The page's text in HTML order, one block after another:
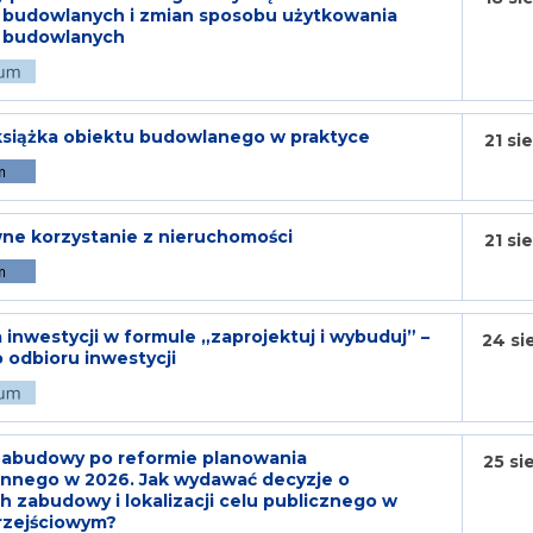
i zmian sposobu użytkowania
obiektu budowlanego w praktyce 21
korzystanie z nieruchomości 21
inwestycji w formule „zaprojektuj i wybuduj” –
odbioru inwestycji
24
po reformie planowania
w 2026. Jak wydawać decyzje o
zabudowy i lokalizacji celu publicznego w
25